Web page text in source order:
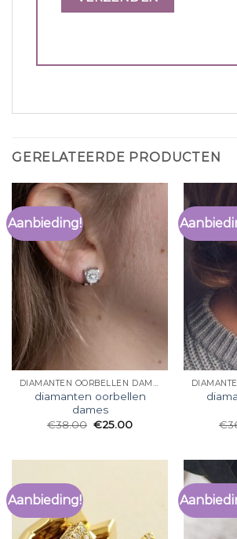
GERELATEERDE PRODUCTEN
Aanbieding!
DIAMANTEN OORBELLEN DAMES
diamanten oorbellen
dames
€38.00 €25.00
€
Aanbieding!